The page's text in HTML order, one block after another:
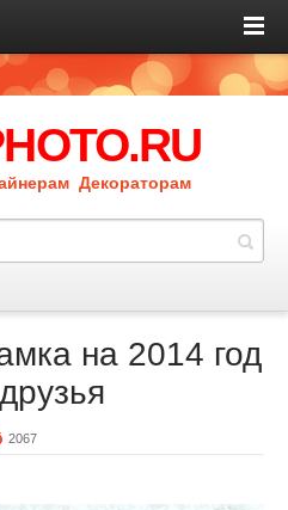
Декораторам
на 2014 год
2067